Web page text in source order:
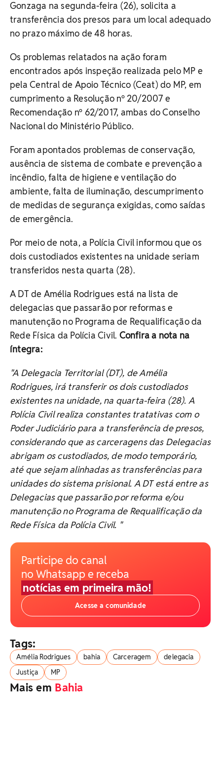
Gonzaga na segunda-feira (26), solicita a
transferência dos presos para um local adequado
no prazo máximo de 48 horas.
Os problemas relatados na ação foram
encontrados após inspeção realizada pelo MP e
pela Central de Apoio Técnico (Ceat) do MP, em
cumprimento a Resolução nº 20/2007 e
Recomendação nº 62/2017, ambas do Conselho
Nacional do Ministério Público.
Foram apontados problemas de conservação,
ausência de sistema de combate e prevenção a
incêndio, falta de higiene e ventilação do
ambiente, falta de iluminação, descumprimento
de medidas de segurança exigidas, como saídas
de emergência.
Por meio de nota, a Polícia Civil informou que os
dois custodiados existentes na unidade seriam
transferidos nesta quarta (28).
A DT de Amélia Rodrigues está na lista de
delegacias que passarão por reformas e
manutenção no Programa de Requalificação da
Rede Física da Polícia Civil. Confira a nota na
íntegra:
"A Delegacia Territorial (DT), de Amélia
Rodrigues, irá transferir os dois custodiados
existentes na unidade, na quarta-feira (28). A
Polícia Civil realiza constantes tratativas com o
Poder Judiciário para a transferência de presos,
considerando que as carceragens das Delegacias
abrigam os custodiados, de modo temporário,
até que sejam alinhadas as transferências para
unidades do sistema prisional. A DT está entre as
Delegacias que passarão por reforma e/ou
manutenção no Programa de Requalificação da
Rede Física da Polícia Civil. "
Participe do canal
no Whatsapp e receba
notícias em primeira mão!
Acesse a comunidade
Tags:
Amélia Rodrigues bahia Carceragem
delegacia
Justiça
MP
Mais em Bahia